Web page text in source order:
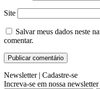
Site
Salvar meus dados neste
comentar.
Newsletter | Cadastre-se
Increva-se em nossa